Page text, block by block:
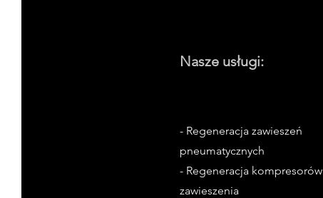
Nasze usługi:
- Regeneracja zawieszeń
pneumatycznych
- Regeneracja kompresorów
zawieszenia